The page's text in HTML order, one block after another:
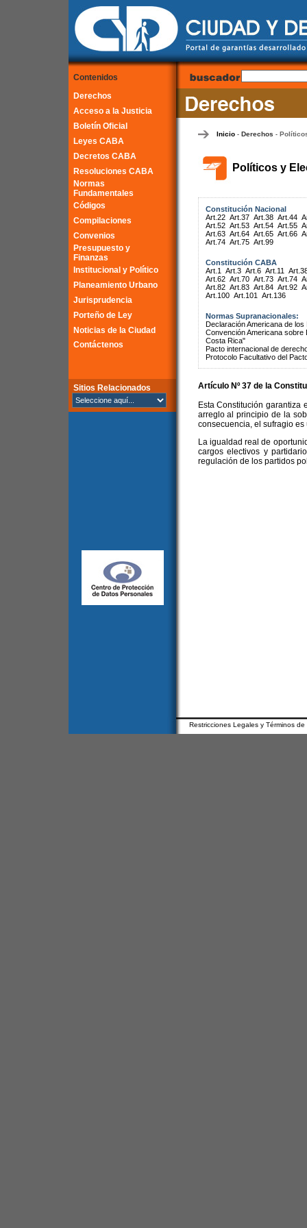
Contenidos
Derechos
Acceso a la Justicia
Boletín Oficial
Leyes CABA
Decretos CABA
Resoluciones CABA
Normas
Fundamentales
Códigos
Compilaciones
Convenios
Presupuesto y
Finanzas
Institucional y Político
Planeamiento Urbano
Jurisprudencia
Porteño de Ley
Noticias de la Ciudad
Contáctenos
Sitios Relacionados
Inicio- Derechos -
Políticos y
Constitución Nacional
Art.22 Art.37 Art.38 Art.44
Art.52 Art.53 Art.54 Art.55
Art.63 Art.64 Art.65 Art.66
Art.74 Art.75 Art.99
Constitución CABA
Art.1
Art.3 Art.6 Art.11
Art.62 Art.70 Art.73 Art.74
Art.82 Art.83 Art.84 Art.92
Art.100 Art.101 Art.136
Normas Supranacionales:
Declaración Americana de
Convención Americana
Costa Rica"
Pacto internacional de
Protocolo Facultativo del
Artículo Nº 37 de la
Esta Constitución
arreglo al principio de la
consecuencia, el sufragio
La igualdad real de
cargos electivos y
regulación de los partidos
Restricciones Legales y Términos de